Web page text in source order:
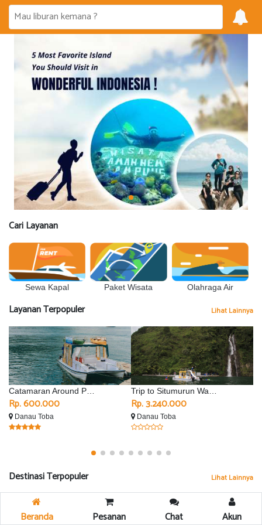
Cari Layanan
Sewa Kapal Paket Wisata Olahraga Air
Layanan Terpopuler Lihat Lainnya
Rp. 600.000
Danau Toba
Rp. 3.240.000
Danau Toba
Destinasi Terpopuler Lihat Lainnya
Beranda Pesanan Chat Akun